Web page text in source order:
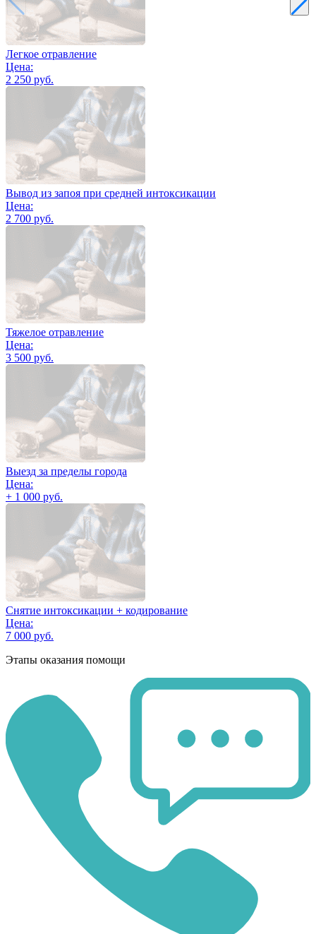
Легкое отравление
Цена:
2 250 руб.
Вывод из запоя при средней интоксикации
Цена:
2 700 руб.
Тяжелое отравление
Цена:
3 500 руб.
Выезд за пределы города
Цена:
+ 1 000 руб.
Снятие интоксикации + кодирование
Цена:
7 000 руб.
Этапы оказания помощи